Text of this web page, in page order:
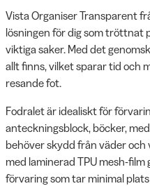
Vista Organiser Transparent
lösningen för dig som tröttnat
viktiga saker. Med det
allt finns, vilket sparar tid och
resande fot.
Fodralet är idealiskt för
anteckningsblock, böcker,
behöver skydd från väder
med laminerad TPU mesh-
förvaring som tar minimal